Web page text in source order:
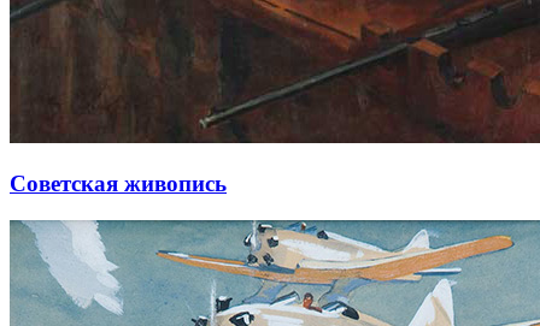
Советская живопись